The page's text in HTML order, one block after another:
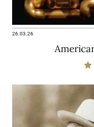
26.03.26